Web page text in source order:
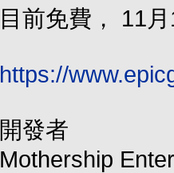
目前免費， 11
https://
開發者
Mothership